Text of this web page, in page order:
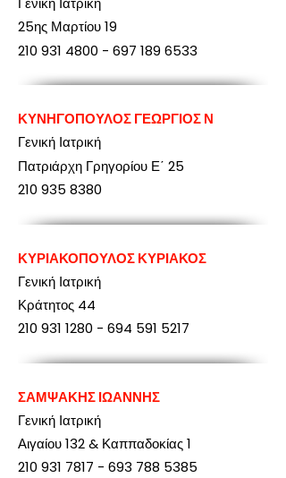
25ης Μαρτίου 19
210 931 4800 - 697 189 6533
ΚΥΝΗΓΟΠΟΥΛΟΣ ΓΕΩΡΓΙΟΣ Ν
Γενική Ιατρική
Πατριάρχη Γρηγορίου Ε΄ 25
210 935 8380
ΚΥΡΙΑΚΟΠΟΥΛΟΣ ΚΥΡΙΑΚΟΣ
Γενική Ιατρική
Κράτητος 44
210 931 1280 - 694 591 5217
ΣΑΜΨΑΚΗΣ ΙΩΑΝΝΗΣ
Γενική Ιατρική
Αιγαίου 132 & Καππαδοκίας 1
210 931 7817 - 693 788 5385